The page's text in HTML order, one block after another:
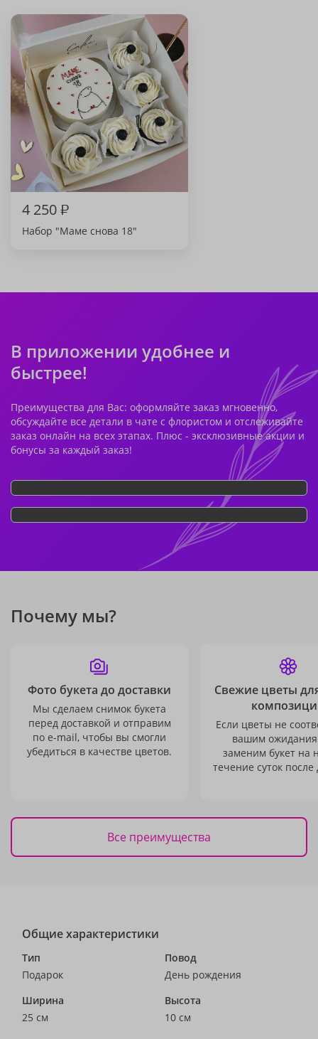
4 250₽
Набор "Маме снова 18"
В приложении удобнее и
быстрее!
Преимущества для Вас: оформляйте заказ мгновенно,
обсуждайте все детали в чате с флористом и отслеживайте
заказ онлайн на всех этапах. Плюс - эксклюзивные акции и
бонусы за каждый заказ!
Почему мы?
Фото букета до доставки
Мы сделаем снимок букета
перед доставкой и отправим
по e-mail, чтобы вы смогли
убедиться в качестве цветов.
Свежие цветы
Если цветы не
вашим
заменим букет на
течение суток после
Все преимущества
Общие характеристики
Тип
Подарок
Повод
День рождения
Ширина
25 см
Высота
10 см